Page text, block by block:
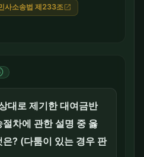
사소송법 제233조open_in_new
대로 제기한 대여금반
차에 관한 설명 중 옳
? (다툼이 있는 경우 판